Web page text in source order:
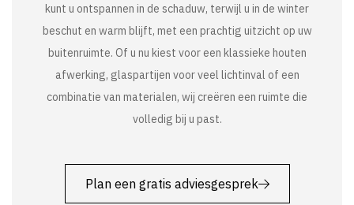
kunt u ontspannen in de schaduw, terwijl u in de winter
beschut en warm blijft, met een prachtig uitzicht op uw
buitenruimte. Of u nu kiest voor een klassieke houten
afwerking, glaspartijen voor veel lichtinval of een
combinatie van materialen, wij creëren een ruimte die
volledig bij u past.
Plan een gratis adviesgesprek